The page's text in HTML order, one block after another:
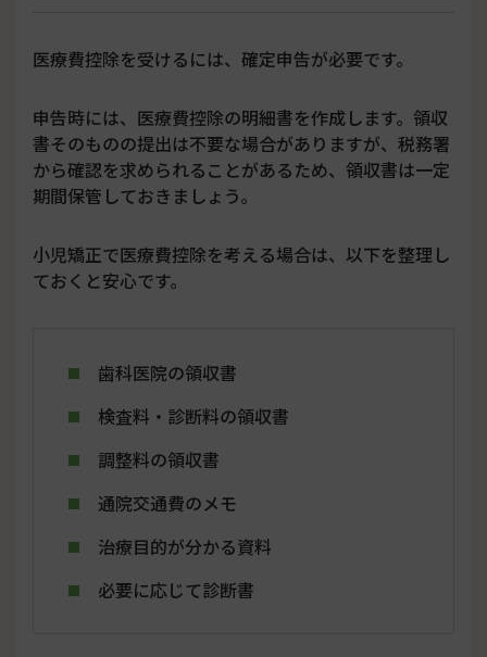
医療費控除を受けるには、確定申告が必要です。
申告時には、医療費控除の明細書を作成します。領収
書そのものの提出は不要な場合がありますが、税務署
から確認を求められることがあるため、領収書は一定
期間保管しておきましょう。
小児矯正で医療費控除を考える場合は、以下を整理し
ておくと安心です。
歯科医院の領収書
検査料・診断料の領収書
調整料の領収書
通院交通費のメモ
治療目的が分かる資料
必要に応じて診断書